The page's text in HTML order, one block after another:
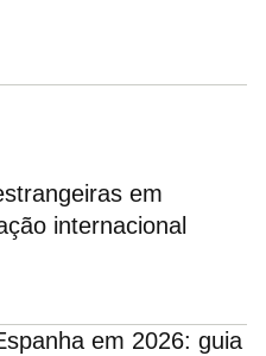
em
internacional
em 2026: guia